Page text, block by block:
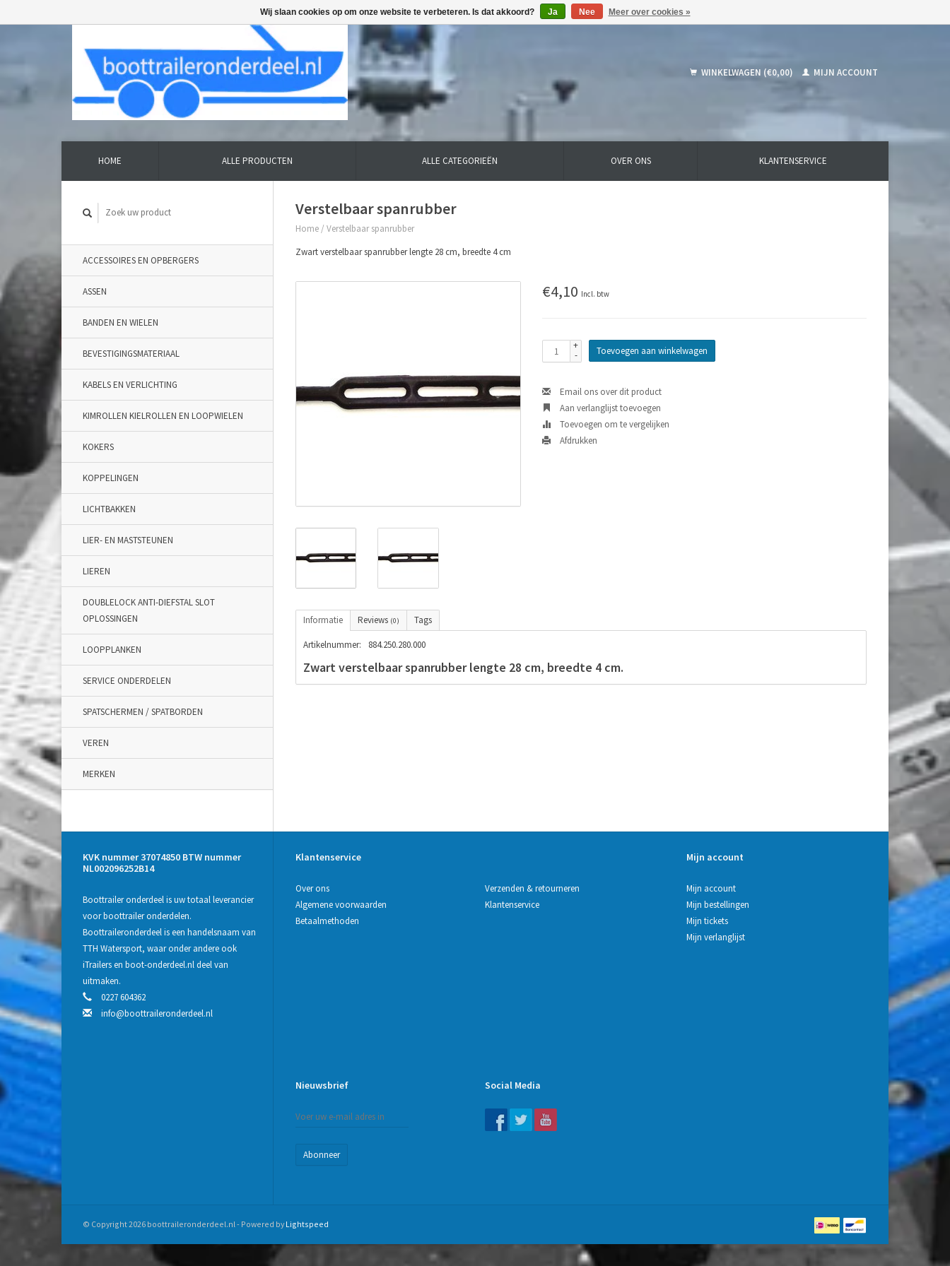
WINKELWAGEN (€0,00) MIJN ACCOUNT
HOME ALLE PRODUCTEN ALLE CATEGORIEËN OVER ONS KLANTENSERVICE
ACCESSOIRES EN OPBERGERS
ASSEN
BANDEN EN WIELEN
BEVESTIGINGSMATERIAAL
KABELS EN VERLICHTING
KIMROLLEN KIELROLLEN EN LOOPWIELEN
KOKERS
KOPPELINGEN
LICHTBAKKEN
LIER- EN MASTSTEUNEN
LIEREN
DOUBLELOCK ANTI-DIEFSTAL SLOT
OPLOSSINGEN
LOOPPLANKEN
SERVICE ONDERDELEN
SPATSCHERMEN / SPATBORDEN
VEREN
MERKEN
Verstelbaar spanrubber
Home / Verstelbaar spanrubber
Zwart verstelbaar spanrubber lengte 28 cm, breedte 4 cm
€4,10 Incl. btw
+
-
Toevoegen aan winkelwagen
Email ons over dit product
Aan verlanglijst toevoegen
Toevoegen om te vergelijken
Afdrukken
Informatie Reviews (0) Tags
Artikelnummer: 884.250.280.000
Zwart verstelbaar spanrubber lengte 28 cm, breedte 4 cm.
KVK nummer 37074850 BTW nummer
NL002096252B14
Boottrailer onderdeel is uw totaal leverancier
voor boottrailer onderdelen.
Boottraileronderdeel is een handelsnaam van
TTH Watersport, waar onder andere ook
iTrailers en boot-onderdeel.nl deel van
uitmaken.
0227 604362
info@boottraileronderdeel.nl
Klantenservice
Over ons
Algemene voorwaarden
Betaalmethoden
Verzenden & retourneren
Klantenservice
Mijn account
Mijn account
Mijn bestellingen
Mijn tickets
Mijn verlanglijst
Nieuwsbrief
Abonneer
Social Media
© Copyright 2026 boottraileronderdeel.nl - Powered byLightspeed
Wij slaan cookies op om onze website te verbeteren. Is dat akkoord? Ja Nee Meer over cookies »